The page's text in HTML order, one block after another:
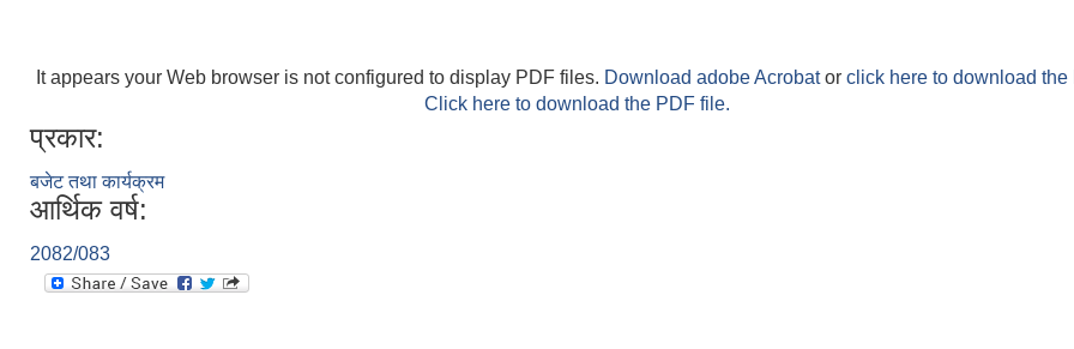
It appears your Web browser is not configured to display PDF files. Download adobe Acrobator click here to download the
Click here to download the PDF file.
प्रकार:
बजेट तथा कार्यक्रम
आर्थिक वर्ष:
2082/083